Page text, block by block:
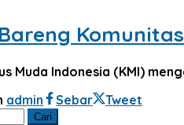
Muda Indonesia (KMI)
admin Sebar
Tweet